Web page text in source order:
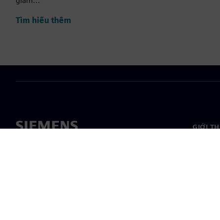
Tìm hiểu thêm
GIỚI